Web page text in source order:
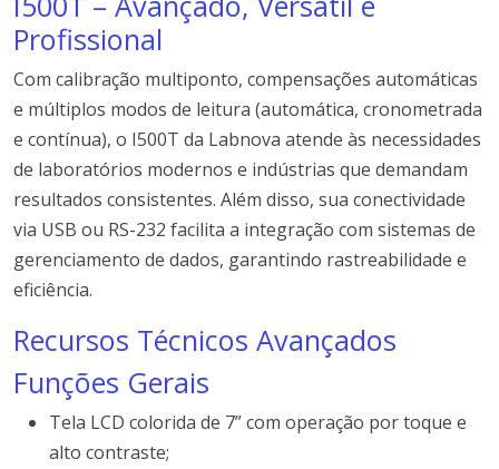
Profissional
Com calibração multiponto, compensações automáticas
e múltiplos modos de leitura (automática, cronometrada
e contínua), o I500T da Labnova atende às necessidades
de laboratórios modernos e indústrias que demandam
resultados consistentes. Além disso, sua conectividade
via USB ou RS-232 facilita a integração com sistemas de
gerenciamento de dados, garantindo rastreabilidade e
eficiência.
Recursos Técnicos Avançados
Funções Gerais
Tela LCD colorida de 7” com operação por toque e
alto contraste;